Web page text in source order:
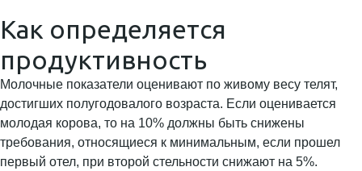
Как определяется
продуктивность
Молочные показатели оценивают по живому весу телят,
достигших полугодовалого возраста. Если оценивается
молодая корова, то на 10% должны быть снижены
требования, относящиеся к минимальным, если прошел
первый отел, при второй стельности снижают на 5%.